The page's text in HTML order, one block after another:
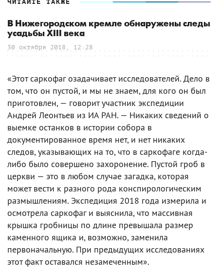
ЧИТАЙТЕ ТАКЖЕ
В Нижегородском кремле обнаружены следы
усадьбы XIII века
30 октября 2018, 12:28
«Этот саркофаг озадачивает исследователей. Дело в
том, что он пустой, и мы не знаем, для кого он был
приготовлен, — говорит участник экспедиции
Андрей Леонтьев из ИА РАН. — Никаких сведений о
выемке останков в истории собора в
документированное время нет, и нет никаких
следов, указывающих на то, что в саркофаге когда-
либо было совершено захоронение. Пустой гроб в
церкви — это в любом случае загадка, которая
может вести к разного рода конспирологическим
размышлениям. Экспедиция 2018 года измерила и
осмотрела саркофаг и выяснила, что массивная
крышка гробницы по длине превышала размер
каменного ящика и, возможно, заменила
первоначальную. При предыдущих исследованиях
этот факт оставался незамеченным».